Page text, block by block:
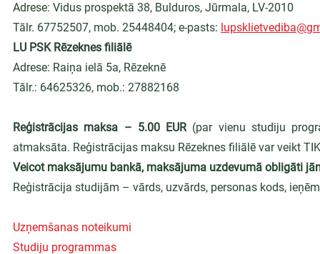
Adrese: Vidus prospektā 38, Bulduros, Jūrmala, LV-2010
Tālr. 67752507, mob. 25448404; e-pasts:
LU PSK Rēzeknes filiālē
Adrese: Raiņa ielā 5a, Rēzeknē
Tālr.: 64625326, mob.: 27882168
Reģistrācijas maksa – 5.00 EUR (par vienu studiju
atmaksāta. Reģistrācijas maksu Rēzeknes filiālē var veikt
Veicot maksājumu bankā, maksājuma uzdevumā obligāti
Reģistrācija studijām – vārds, uzvārds, personas kods,
Uzņemšanas noteikumi
Studiju programmas